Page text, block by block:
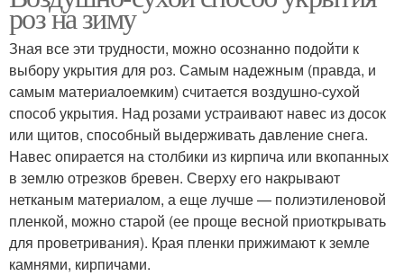
роз на зиму
Зная все эти трудности, можно осознанно подойти к
выбору укрытия для роз. Самым надежным (правда, и
самым материалоемким) считается воздушно-сухой
способ укрытия. Над розами устраивают навес из досок
или щитов, способный выдерживать давление снега.
Навес опирается на столбики из кирпича или вкопанных
в землю отрезков бревен. Сверху его накрывают
нетканым материалом, а еще лучше — полиэтиленовой
пленкой, можно старой (ее проще весной приоткрывать
для проветривания). Края пленки прижимают к земле
камнями, кирпичами.